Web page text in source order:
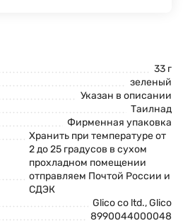
33 г
зеленый
Указан в описании
Таилнад
Фирменная упаковка
Хранить при температуре от
2 до 25 градусов в сухом
прохладном помещении
отправляем Почтой России и
СДЭК
Glico co ltd., Glico
8990044000048